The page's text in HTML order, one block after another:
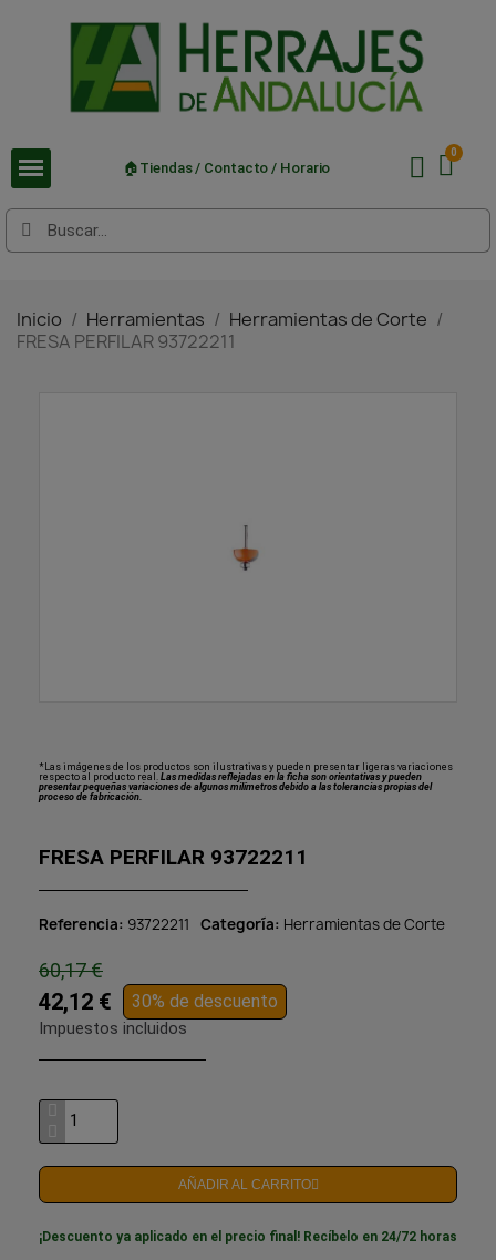
🏠Tiendas / Contacto / Horario
Inicio Herramientas
Herramientas de Corte
FRESA PERFILAR 93722211
*Las imágenes de los productos son ilustrativas y pueden presentar ligeras variaciones
respecto al producto real. Las medidas reflejadas en la ficha son orientativas y pueden
presentar pequeñas variaciones de algunos milímetros debido a las tolerancias propias del
proceso de fabricación.
FRESA PERFILAR 93722211
Referencia 93722211 Categoría Herramientas de Corte
60,17 €
42,12 € 30% de descuento
Impuestos incluidos
AÑADIR AL CARRITO
¡Descuento ya aplicado en el precio final! Recíbelo en 24/72 horas